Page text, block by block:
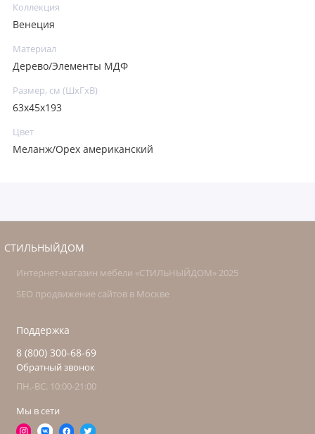
Коллекция
Венеция
Материал
Дерево/Элементы МДФ
Размер, см (ШхГхВ)
63x45x193
Цвет
Меланж/Орех американский
СТИЛЬНЫЙДОМ
Интернет-магазин мебели «СТИЛЬНЫЙДОМ» 2025
SEO продвижение сайтов в Москве
Поддержка
8 (800) 300-68-69
Обратный звонок
ПН.-ВС. 10:00-21:00
Мы в сети